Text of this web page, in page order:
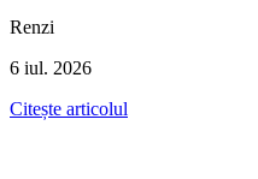
Renzi
6 iul. 2026
Citește articolul